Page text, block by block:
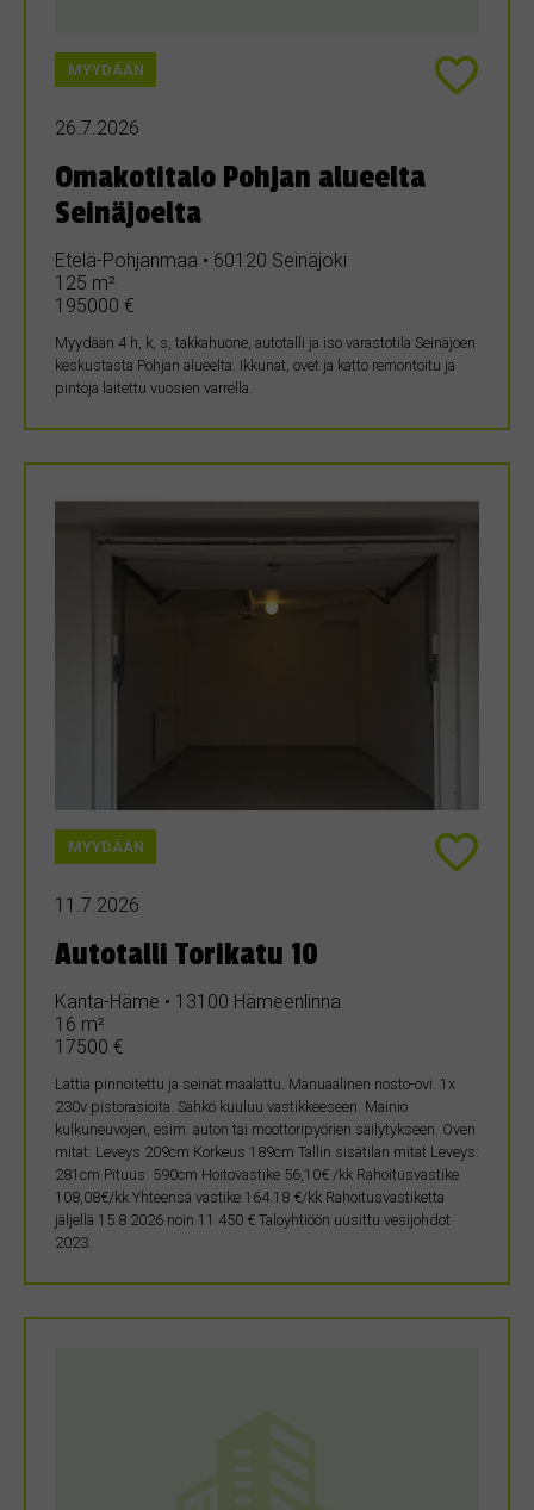
MYYDÄÄN
26.7.2026
Omakotitalo Pohjan alueelta
Seinäjoelta
Etelä-Pohjanmaa • 60120 Seinäjoki
125 m²
195000 €
Myydään 4 h, k, s, takkahuone, autotalli ja iso varastotila Seinäjoen
keskustasta Pohjan alueelta. Ikkunat, ovet ja katto remontoitu ja
pintoja laitettu vuosien varrella.
MYYDÄÄN
11.7.2026
Autotalli Torikatu 10
Kanta-Häme • 13100 Hämeenlinna
16 m²
17500 €
Lattia pinnoitettu ja seinät maalattu. Manuaalinen nosto-ovi. 1x
230v pistorasioita. Sähkö kuuluu vastikkeeseen. Mainio
kulkuneuvojen, esim. auton tai moottoripyörien säilytykseen. Oven
mitat: Leveys 209cm Korkeus 189cm Tallin sisätilan mitat Leveys:
281cm Pituus: 590cm Hoitovastike 56,10€ /kk Rahoitusvastike
108,08€/kk Yhteensä vastike 164.18 €/kk Rahoitusvastiketta
jäljellä 15.8 2026 noin 11 450 € Taloyhtiöön uusittu vesijohdot
2023.